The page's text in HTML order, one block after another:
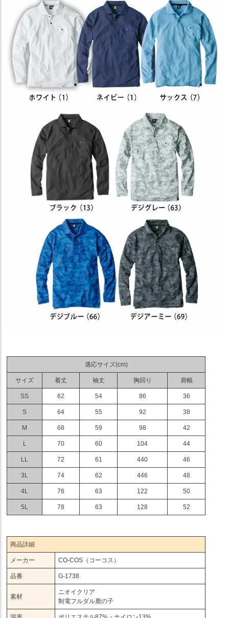
適応サイズ(cm)
サイズ 着丈 袖丈 胸回り 肩幅
SS 62 54 86 36
S 64 55 92 38
M 68 59 98 42
L 70 60 104 44
LL 72 61 440 46
3L 74 62 446 48
4L 76 63 122 50
5L 78 63 128 52
商品詳細
メーカー CO-COS（コーコス）
品番 G-1738
素材
ニオイクリア
制電フルダル鹿の子